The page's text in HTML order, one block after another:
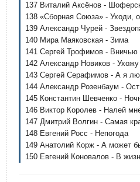
137 Виталий Аксёнов -
138 «Сборная Союза» - Уходи,
139 Александр Чурей -
140 Мира Маяковская - Зима
141 Сергей Трофимов - Вничью
142 Александр Новиков - Ухожу
143 Сергей Серафимов - А я
144 Александр Розенбаум -
145 Константин Шевченко -
146 Виктор Королев - Налей
147 Дмитрий Волгин - Самая
148 Евгений Росс - Непогода
149 Анатолий Корж - А может
150 Евгений Коновалов - В